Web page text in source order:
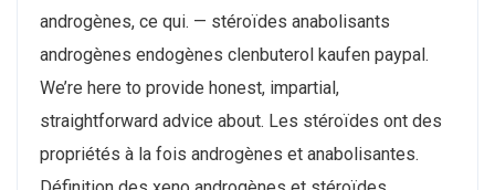
androgènes, ce qui. — stéroïdes anabolisants
androgènes endogènes clenbuterol kaufen paypal.
We’re here to provide honest, impartial,
straightforward advice about. Les stéroïdes ont des
propriétés à la fois androgènes et anabolisantes.